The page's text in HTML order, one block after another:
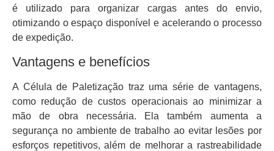
é utilizado para organizar cargas antes do envio,
otimizando o espaço disponível e acelerando o processo
de expedição.
Vantagens e benefícios
A Célula de Paletização traz uma série de vantagens,
como redução de custos operacionais ao minimizar a
mão de obra necessária. Ela também aumenta a
segurança no ambiente de trabalho ao evitar lesões por
esforços repetitivos, além de melhorar a rastreabilidade